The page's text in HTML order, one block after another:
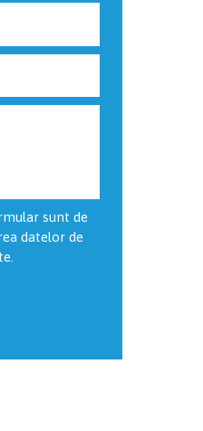
sunt de
datelor de